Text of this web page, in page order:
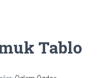
Tablo